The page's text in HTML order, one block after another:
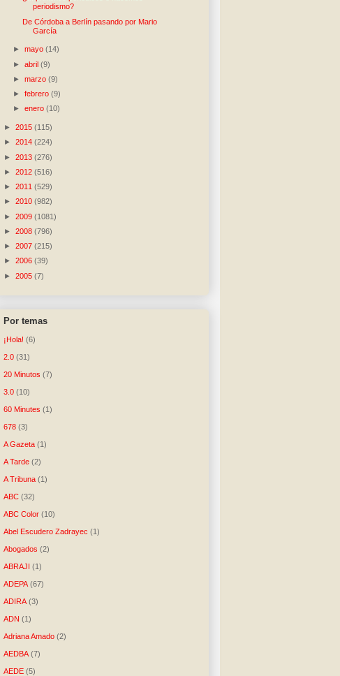
periodismo?
De Córdoba a Berlín pasando por Mario
García
►mayo(14)
►abril(9)
►marzo(9)
►febrero(9)
►enero(10)
► 2015 (115)
► 2014 (224)
► 2013 (276)
► 2012 (516)
► 2011 (529)
► 2010 (982)
► 2009 (1081)
► 2008 (796)
► 2007 (215)
► 2006 (39)
► 2005 (7)
Por temas
¡Hola! (6)
2.0 (31)
20 Minutos (7)
3.0 (10)
60 Minutes (1)
678 (3)
A Gazeta (1)
A Tarde (2)
A Tribuna (1)
ABC (32)
ABC Color (10)
Abel Escudero Zadrayec (1)
Abogados (2)
ABRAJI (1)
ADEPA (67)
ADIRA (3)
ADN (1)
Adriana Amado (2)
AEDBA (7)
AEDE (5)